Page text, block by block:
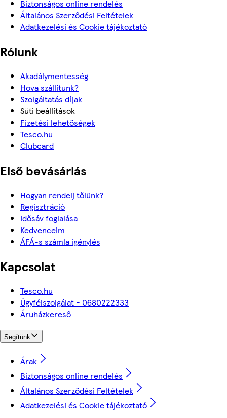
Biztonságos online rendelés
Általános Szerződési Feltételek
Adatkezelési és Cookie tájékoztató
Rólunk
Akadálymentesség
Hova szállítunk?
Szolgáltatás díjak
Süti beállítások
Fizetési lehetőségek
Tesco.hu
Clubcard
Első bevásárlás
Hogyan rendelj tőlünk?
Regisztráció
Idősáv foglalása
Kedvenceim
ÁFÁ-s számla igénylés
Kapcsolat
Tesco.hu
Ügyfélszolgálat - 0680222333
Áruházkereső
Segítünk
Árak
Biztonságos online rendelés
Általános Szerződési Feltételek
Adatkezelési és Cookie tájékoztató